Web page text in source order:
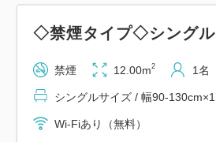
【客室設備】
◆液晶テレビ
◆VOD(有料放送)
◆加湿付空気清浄機
◆アイスペール
◇禁煙タイプ◇シングル
禁煙 12.00m2 1名
シングルサイズ / 幅90-130cm×1
Wi-Fiあり（無料）